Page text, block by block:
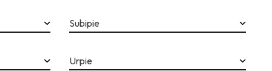
Subipie
Urpie